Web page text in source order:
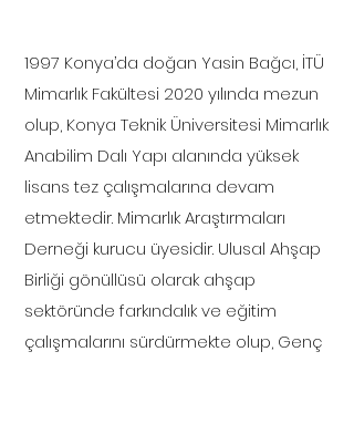
1997 Konya’da doğan Yasin Bağcı, İTÜ
Mimarlık Fakültesi 2020 yılında mezun
olup, Konya Teknik Üniversitesi Mimarlık
Anabilim Dalı Yapı alanında yüksek
lisans tez çalışmalarına devam
etmektedir. Mimarlık Araştırmaları
Derneği kurucu üyesidir. Ulusal Ahşap
Birliği gönüllüsü olarak ahşap
sektöründe farkındalık ve eğitim
çalışmalarını sürdürmekte olup, Genç